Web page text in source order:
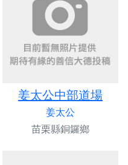
姜太公中部道場
姜太公
苗栗縣銅鑼鄉